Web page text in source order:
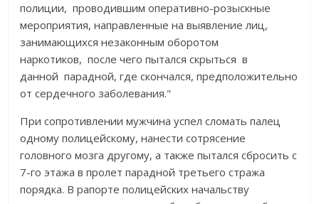
полиции, проводившим оперативно-розыскные
мероприятия, направленные на выявление лиц,
занимающихся незаконным оборотом
наркотиков, после чего пытался скрыться в
данной парадной, где скончался, предположительно
от сердечного заболевания."
При сопротивлении мужчина успел сломать палец
одному полицейскому, нанести сотрясение
головного мозга другому, а также пытался сбросить с
7-го этажа в пролет парадной третьего стража
порядка. В рапорте полицейских начальству